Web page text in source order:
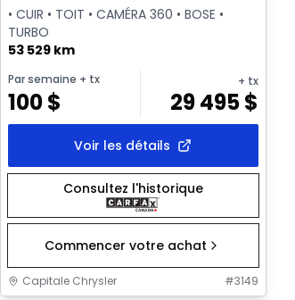
• CUIR • TOIT • CAMÉRA 360 • BOSE •
TURBO
53 529 km
Par semaine + tx
100$
+ tx
29 495$
Voir les détails
Consultez l'historique
Commencer votre achat
Capitale Chrysler #3149